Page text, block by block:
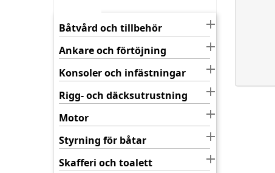
Båtvård och tillbehör 
Ankare och förtöjning 
Konsoler och infästningar 
Rigg- och däcksutrustning 
Motor 
Styrning för båtar 
Skafferi och toalett 